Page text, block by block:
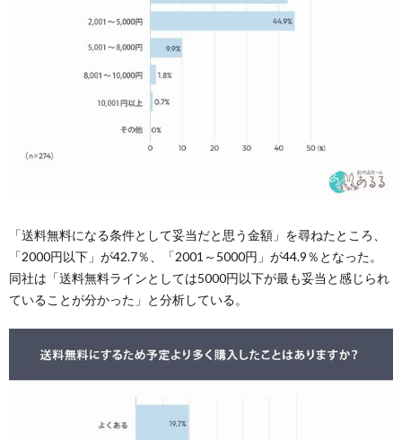
「送料無料になる条件として妥当だと思う金額」を尋ねたところ、
「2000円以下」が42.7％、「2001～5000円」が44.9％となった。
同社は「送料無料ラインとしては5000円以下が最も妥当と感じられ
ていることが分かった」と分析している。